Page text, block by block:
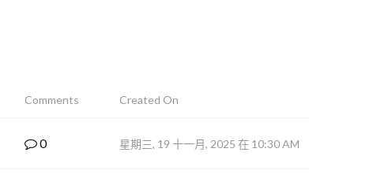
Comments Created On
0 星期三, 19 十一月, 2025 在 10:30 AM